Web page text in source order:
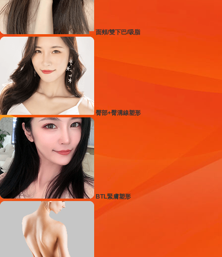
面頰/雙下巴/吸脂
臀部+臀溝線塑形
BTL緊膚塑形